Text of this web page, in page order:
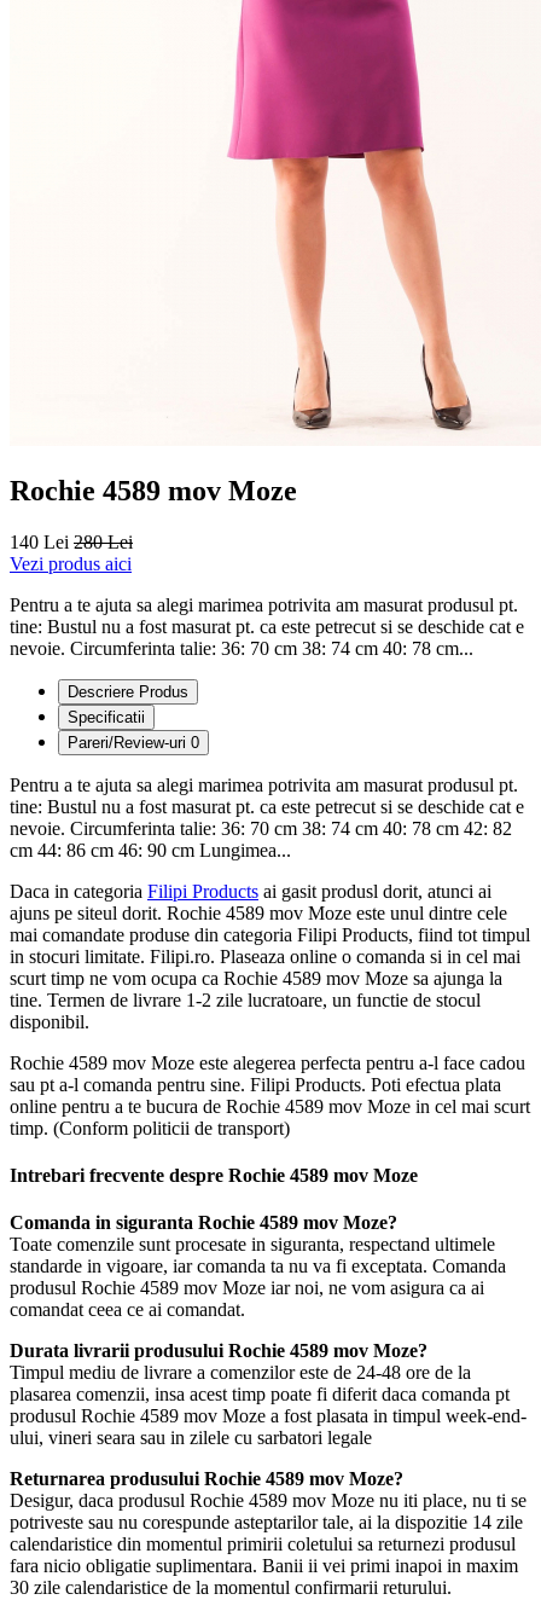
Rochie 4589 mov Moze
140 Lei 280 Lei
Vezi produs aici
Pentru a te ajuta sa alegi marimea potrivita am masurat produsul pt.
tine: Bustul nu a fost masurat pt. ca este petrecut si se deschide cat e
nevoie. Circumferinta talie: 36: 70 cm 38: 74 cm 40: 78 cm...
Descriere Produs
Specificatii
Pareri/Review-uri 0
Pentru a te ajuta sa alegi marimea potrivita am masurat produsul pt.
tine: Bustul nu a fost masurat pt. ca este petrecut si se deschide cat e
nevoie. Circumferinta talie: 36: 70 cm 38: 74 cm 40: 78 cm 42: 82
cm 44: 86 cm 46: 90 cm Lungimea...
Daca in categoria Filipi Products ai gasit produsl dorit, atunci ai
ajuns pe siteul dorit. Rochie 4589 mov Moze este unul dintre cele
mai comandate produse din categoria Filipi Products, fiind tot timpul
in stocuri limitate. Filipi.ro. Plaseaza online o comanda si in cel mai
scurt timp ne vom ocupa ca Rochie 4589 mov Moze sa ajunga la
tine. Termen de livrare 1-2 zile lucratoare, un functie de stocul
disponibil.
Rochie 4589 mov Moze este alegerea perfecta pentru a-l face cadou
sau pt a-l comanda pentru sine. Filipi Products. Poti efectua plata
online pentru a te bucura de Rochie 4589 mov Moze in cel mai scurt
timp. (Conform politicii de transport)
Intrebari frecvente despre Rochie 4589 mov Moze
Comanda in siguranta Rochie 4589 mov Moze?
Toate comenzile sunt procesate in siguranta, respectand ultimele
standarde in vigoare, iar comanda ta nu va fi exceptata. Comanda
produsul Rochie 4589 mov Moze iar noi, ne vom asigura ca ai
comandat ceea ce ai comandat.
Durata livrarii produsului Rochie 4589 mov Moze?
Timpul mediu de livrare a comenzilor este de 24-48 ore de la
plasarea comenzii, insa acest timp poate fi diferit daca comanda pt
produsul Rochie 4589 mov Moze a fost plasata in timpul week-end-
ului, vineri seara sau in zilele cu sarbatori legale
Returnarea produsului Rochie 4589 mov Moze?
Desigur, daca produsul Rochie 4589 mov Moze nu iti place, nu ti se
potriveste sau nu corespunde asteptarilor tale, ai la dispozitie 14 zile
calendaristice din momentul primirii coletului sa returnezi produsul
fara nicio obligatie suplimentara. Banii ii vei primi inapoi in maxim
30 zile calendaristice de la momentul confirmarii returului.